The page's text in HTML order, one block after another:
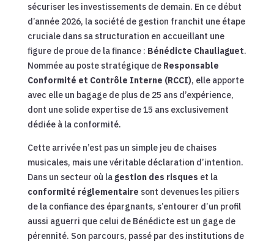
sécuriser les investissements de demain. En ce début
d’année 2026, la société de gestion franchit une étape
cruciale dans sa structuration en accueillant une
figure de proue de la finance : Bénédicte Chauliaguet.
Nommée au poste stratégique de Responsable
Conformité et Contrôle Interne (RCCI), elle apporte
avec elle un bagage de plus de 25 ans d’expérience,
dont une solide expertise de 15 ans exclusivement
dédiée à la conformité.
Cette arrivée n’est pas un simple jeu de chaises
musicales, mais une véritable déclaration d’intention.
Dans un secteur où la gestion des risques et la
conformité réglementaire sont devenues les piliers
de la confiance des épargnants, s’entourer d’un profil
aussi aguerri que celui de Bénédicte est un gage de
pérennité. Son parcours, passé par des institutions de